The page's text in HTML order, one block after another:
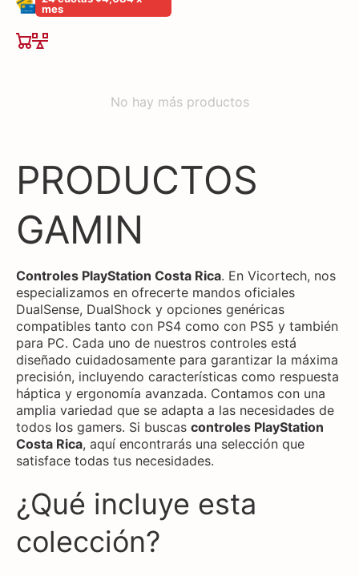
mes
No hay más productos
COLECCIÓN:
PRODUCTOS
GAMIN
Controles PlayStation Costa Rica. En Vicortech, nos
especializamos en ofrecerte mandos oficiales
DualSense, DualShock y opciones genéricas
compatibles tanto con PS4 como con PS5 y también
para PC. Cada uno de nuestros controles está
diseñado cuidadosamente para garantizar la máxima
precisión, incluyendo características como respuesta
háptica y ergonomía avanzada. Contamos con una
amplia variedad que se adapta a las necesidades de
todos los gamers. Si buscas controles PlayStation
Costa Rica, aquí encontrarás una selección que
satisface todas tus necesidades.
¿Qué incluye esta
colección?